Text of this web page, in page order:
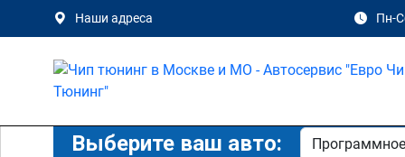
Наши адреса Пн-
Выберите ваш авто: